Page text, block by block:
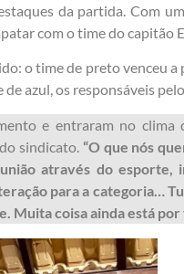
da partida. Com
com o time do capitão
o time de preto venceu
azul, os responsáveis
e entraram no
sindicato. “O que nós
através do
para a categoria…
Muita coisa ainda está por